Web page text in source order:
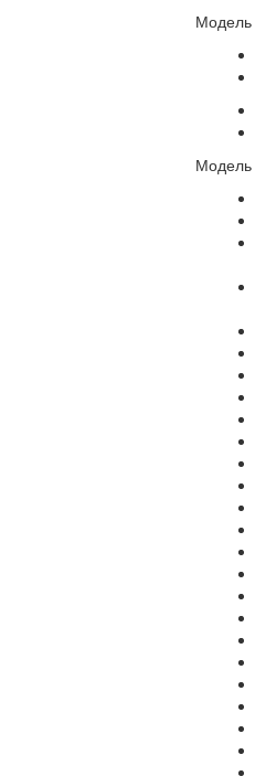
Модель
Модель